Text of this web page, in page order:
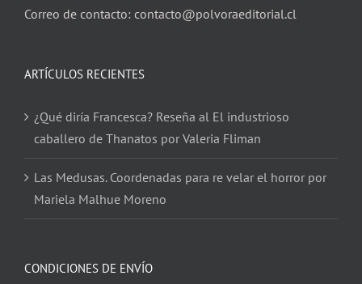
Correo de contacto: contacto@polvoraeditorial.cl
ARTÍCULOS RECIENTES
¿Qué diría Francesca? Reseña al El industrioso
caballero de Thanatos por Valeria Fliman
Las Medusas. Coordenadas para re velar el horror por
Mariela Malhue Moreno
CONDICIONES DE ENVÍO